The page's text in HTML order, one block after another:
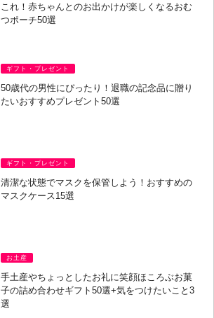
これ！赤ちゃんとのお出かけが楽しくなるおむ
つポーチ50選
ギフト・プレゼント
50歳代の男性にぴったり！退職の記念品に贈り
たいおすすめプレゼント50選
ギフト・プレゼント
清潔な状態でマスクを保管しよう！おすすめの
マスクケース15選
お土産
手土産やちょっとしたお礼に笑顔ほころぶお菓
子の詰め合わせギフト50選+気をつけたいこと3
選